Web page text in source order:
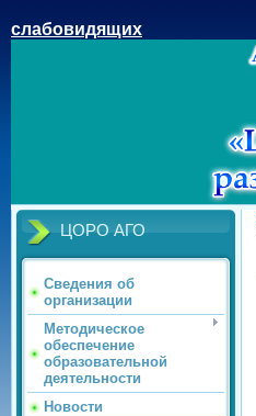
слабовидящих
ЦОРО АГО
Сведения об
организации
Методическое
обеспечение
образовательной
деятельности
Новости